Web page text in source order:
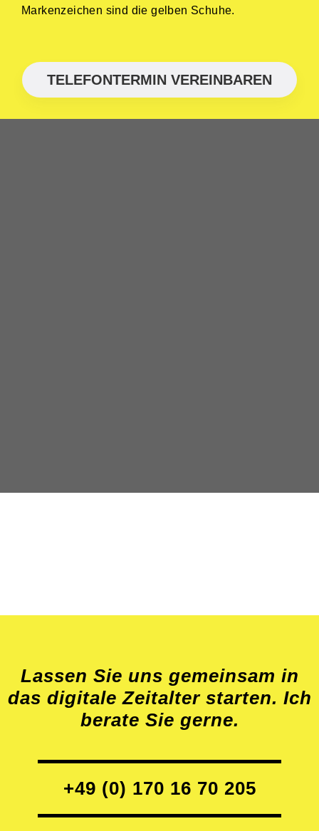
Markenzeichen sind die gelben Schuhe.
TELEFONTERMIN VEREINBAREN
Lassen Sie uns gemeinsam in
das digitale Zeitalter starten. Ich
berate Sie gerne.
+49 (0) 170 16 70 205